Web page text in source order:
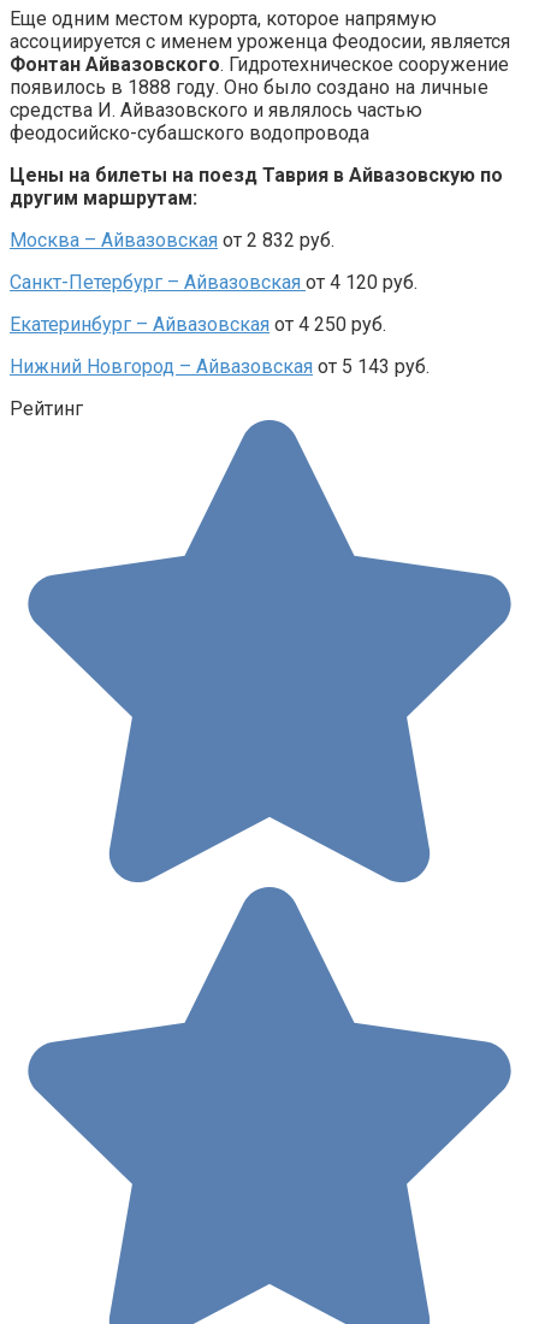
Еще одним местом курорта, которое напрямую
ассоциируется с именем уроженца Феодосии, является
Фонтан Айвазовского. Гидротехническое сооружение
появилось в 1888 году. Оно было создано на личные
средства И. Айвазовского и являлось частью
феодосийско-субашского водопровода
Цены на билеты на поезд Таврия в Айвазовскую по
другим маршрутам:
Москва – Айвазовская от 2 832 руб.
Санкт-Петербург – Айвазовская от 4 120 руб.
Екатеринбург – Айвазовская от 4 250 руб.
Нижний Новгород – Айвазовская от 5 143 руб.
Рейтинг